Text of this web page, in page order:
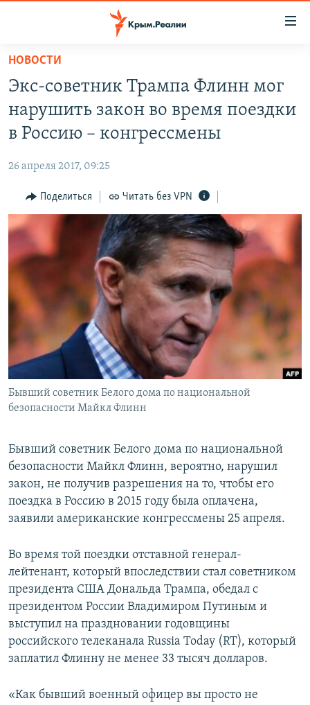
Вернуться
основному
содержанию
Вернутся
главной
навигации
Вернутся
поиску
ГРУЗ 200
11 ЛЕТ ОККУПАЦИИ КРЫМА. 11 ИСТОРИЙ СОПРОТИВЛЕНИЯ
ВОДА
ЕЩЕ
ИНТЕРАКТИВ
ИНФОГРАФИКА
ТЕЛЕПРОЕКТ КРЫМ.РЕАЛИИ
СОВЕТЫ ПРАВОЗАЩИТНИКОВ
ПРОПАВШИЕ БЕЗ ВЕСТИ
ПОБЕДИТЕЛЕЙ НЕ СУДЯТ?
КРЫМ.НЕПОКОРЕННЫЙ
УКРАИНСКАЯ ПРОБЛЕМА КРЫМА
РАДІО СВОБОДА
КАК ОБОЙТИ БЛОКИРОВКУ
Українською
Qırımtatar
ПРИСОЕДИНЯЙТЕСЬ!
НОВОСТИ
Экс-советник Трампа Флинн мог
нарушить закон во время поездки
в Россию – конгрессмены
26 апреля 2017, 09:25
Поделиться Читать без VPN
Бывший советник Белого дома по национальной
безопасности Майкл Флинн
Бывший советник Белого дома по национальной
безопасности Майкл Флинн, вероятно, нарушил
закон, не получив разрешения на то, чтобы его
поездка в Россию в 2015 году была оплачена,
заявили американские конгрессмены 25 апреля.
Во время той поездки отставной генерал-
лейтенант, который впоследствии стал советником
президента США Дональда Трампа, обедал с
президентом России Владимиром Путиным и
выступил на праздновании годовщины
российского телеканала Russia Today (RT), который
заплатил Флинну не менее 33 тысяч долларов.
«Как бывший военный офицер вы просто не